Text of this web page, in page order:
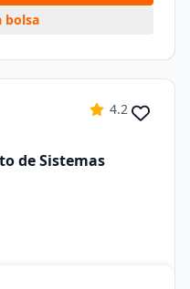
bolsa
4.2
de Sistemas